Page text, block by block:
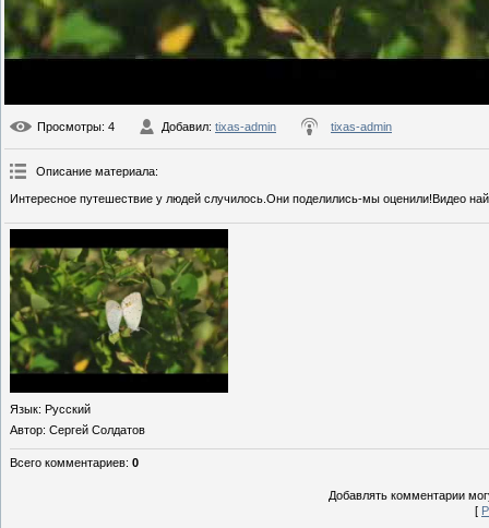
Просмотры: 4 Добавил: tixas-admin tixas-admin
Описание материала:
Интересное путешествие у людей случилось.Они поделились-мы оценили!Видео
Язык: Русский
Автор: Сергей Солдатов
Всего комментариев: 0
Добавлять комментарии
[